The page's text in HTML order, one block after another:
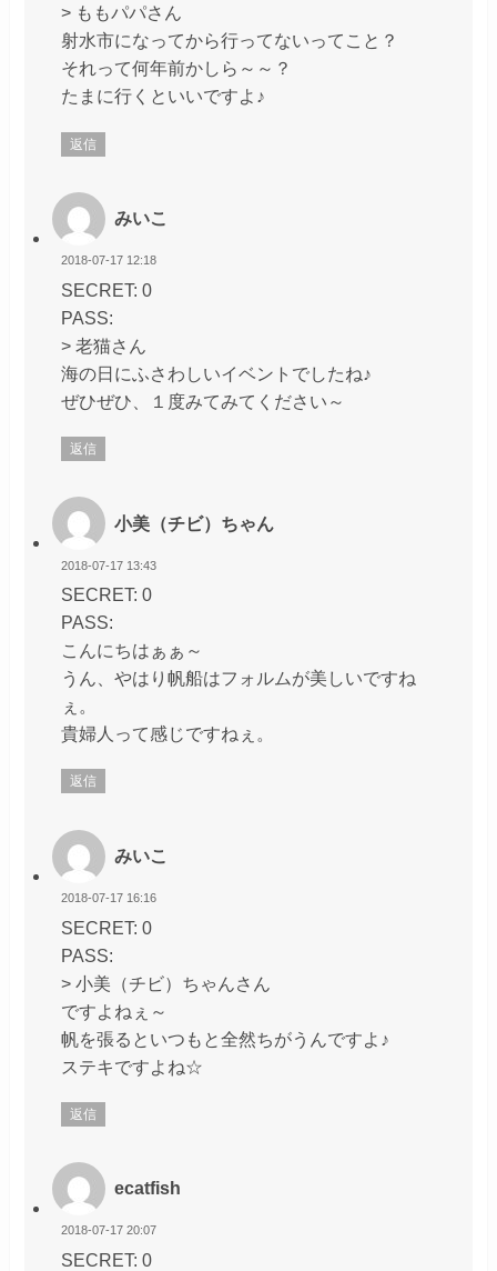
> ももパパさん
射水市になってから行ってないってこと？
それって何年前かしら～～？
たまに行くといいですよ♪
返信
みいこ
2018-07-17 12:18
SECRET: 0
PASS:
> 老猫さん
海の日にふさわしいイベントでしたね♪
ぜひぜひ、１度みてみてください～
返信
小美（チビ）ちゃん
2018-07-17 13:43
SECRET: 0
PASS:
こんにちはぁぁ～
うん、やはり帆船はフォルムが美しいですね
ぇ。
貴婦人って感じですねぇ。
返信
みいこ
2018-07-17 16:16
SECRET: 0
PASS:
> 小美（チビ）ちゃんさん
ですよねぇ～
帆を張るといつもと全然ちがうんですよ♪
ステキですよね☆
返信
ecatfish
2018-07-17 20:07
SECRET: 0